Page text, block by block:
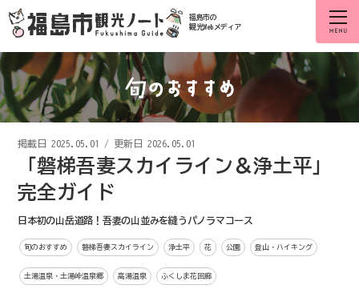
福島市の
観光Webメディア
掲載日 2025.05.01 / 更新日 2026.05.01
「磐梯吾妻スカイライン＆浄土平」
完全ガイド
日本初の山岳道路！吾妻の山並みを縫うパノラマコース
旬のおすすめ 磐梯吾妻スカイライン 浄土平 花 公園 登山・ハイキング
土湯温泉・土湯峠温泉郷 高湯温泉 ふくしま花回廊